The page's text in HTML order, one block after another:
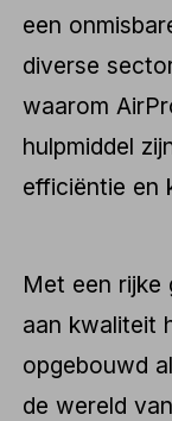
een
diverse
waarom
hulpmiddel
efficiëntie en
Met een rijke
aan kwaliteit
opgebouwd
de wereld